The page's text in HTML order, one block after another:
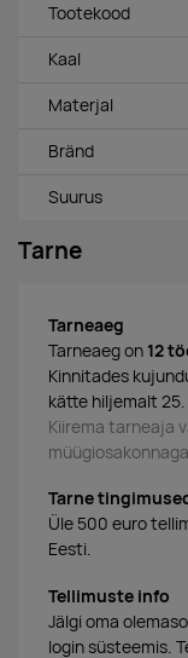
Tootekood
Kaal
Materjal
Bränd
Suurus
Tarne
Tarneaeg
Tarneaeg on 12
Kinnitades
kätte hiljemalt
Kiirema tarneaja
Tarne
Üle 500 euro
Eesti.
Tellimuste info
Jälgi oma
login süsteemis.